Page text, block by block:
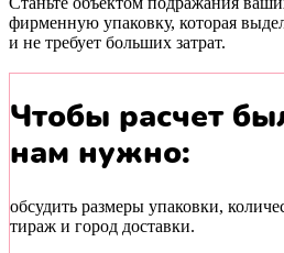
фирменную упаковку, которая
и не требует больших затрат.
Чтобы расчет
нам нужно:
обсудить размеры упаковки,
тираж и город доставки.